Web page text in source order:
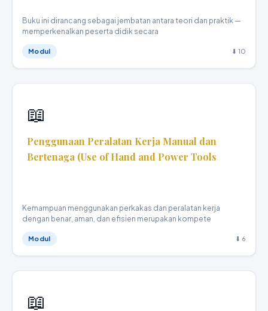
Buku ini dirancang sebagai jembatan antara teori dan praktik —
memperkenalkan peserta didik secara
Modul ⬇ 10
📖
Penggunaan Peralatan Kerja Manual dan
Bertenaga (Use of Hand and Power Tools
Kemampuan menggunakan perkakas dan peralatan kerja
dengan benar, aman, dan efisien merupakan kompete
Modul ⬇ 6
📖